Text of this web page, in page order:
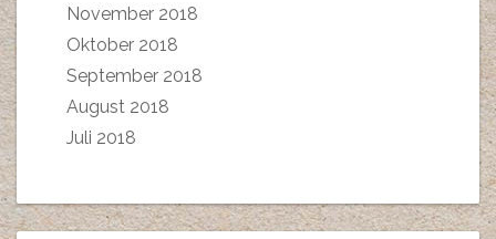
November 2018
Oktober 2018
September 2018
August 2018
Juli 2018